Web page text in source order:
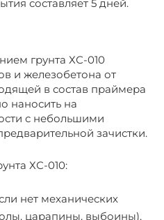
составляет 5 дней.
грунта ХС-010
и железобетона от
в состав праймера
наносить на
с небольшими
зачистки.
ХС-010:
нет механических
царапины, выбоины),